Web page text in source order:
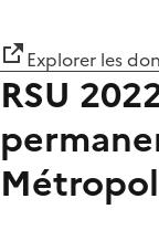
Explorer les
RSU